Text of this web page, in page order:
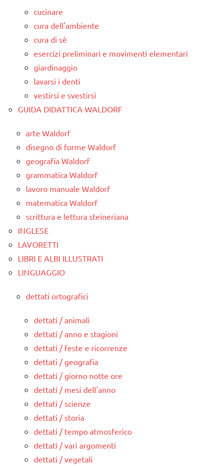
cucinare
cura dell'ambiente
cura di sè
esercizi preliminari e movimenti elementari
giardinaggio
lavarsi i denti
vestirsi e svestirsi
GUIDA DIDATTICA WALDORF
arte Waldorf
disegno di forme Waldorf
geografia Waldorf
grammatica Waldorf
lavoro manuale Waldorf
matematica Waldorf
scrittura e lettura steineriana
INGLESE
LAVORETTI
LIBRI E ALBI ILLUSTRATI
LINGUAGGIO
dettati ortografici
dettati / animali
dettati / anno e stagioni
dettati / feste e ricorrenze
dettati / geografia
dettati / giorno notte ore
dettati / mesi dell'anno
dettati / scienze
dettati / storia
dettati / tempo atmosferico
dettati / vari argomenti
dettati / vegetali